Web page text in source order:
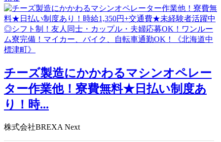
チーズ製造にかかわるマシンオペレー
ター作業他！寮費無料★日払い制度あ
り！時...
株式会社BREXA Next